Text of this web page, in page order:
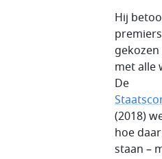
Hij
met alle
De
(2018)
hoe
staan –